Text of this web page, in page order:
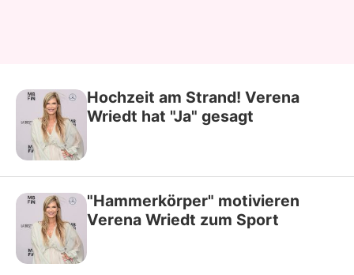
Hochzeit am Strand! Verena
Wriedt hat "Ja" gesagt
"Hammerkörper" motivieren
Verena Wriedt zum Sport